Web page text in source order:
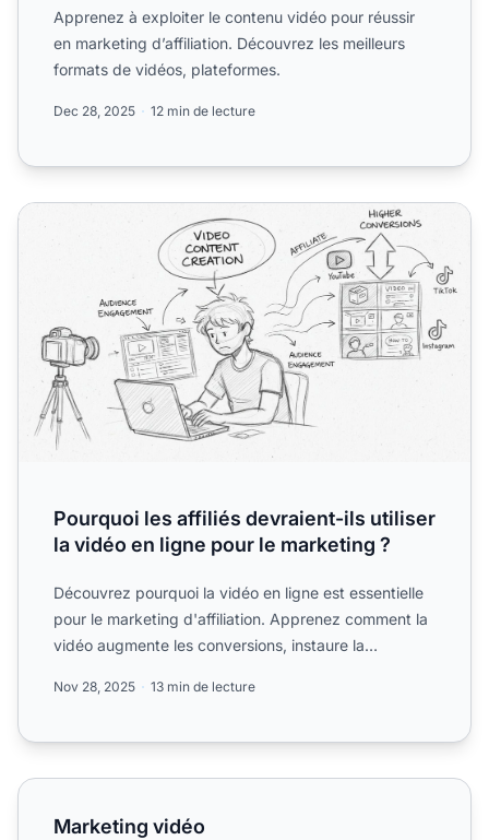
Apprenez à exploiter le contenu vidéo pour réussir
en marketing d’affiliation. Découvrez les meilleurs
formats de vidéos, plateformes.
Dec 28, 2025 12 min de lecture
Pourquoi les affiliés devraient-ils utiliser la vidéo en ligne
Pourquoi les affiliés devraient-ils utiliser
la vidéo en ligne pour le marketing ?
Découvrez pourquoi la vidéo en ligne est essentielle
pour le marketing d'affiliation. Apprenez comment la
vidéo augmente les conversions, instaure la
Nov 28, 2025 13 min de lecture
Marketing vidéo
Marketing vidéo